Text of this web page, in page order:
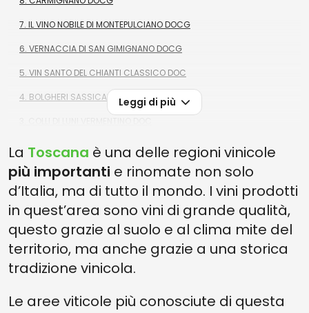
7. IL VINO NOBILE DI MONTEPULCIANO DOCG
6. VERNACCIA DI SAN GIMIGNANO DOCG
5. VIN SANTO DEL CHIANTI CLASSICO DOC
4. BOLGHERI SASSICAIA DOC
2. MONTECUCCO ROSSO DOC
1. MAREMMA TOSCANA ROSSO DOC
Leggi di più
La Toscana è una delle regioni vinicole
più importanti e rinomate non solo
d’Italia, ma di tutto il mondo. I vini prodotti
in quest’area sono vini di grande qualità,
questo grazie al suolo e al clima mite del
territorio, ma anche grazie a una storica
tradizione vinicola.
Le aree viticole più conosciute di questa